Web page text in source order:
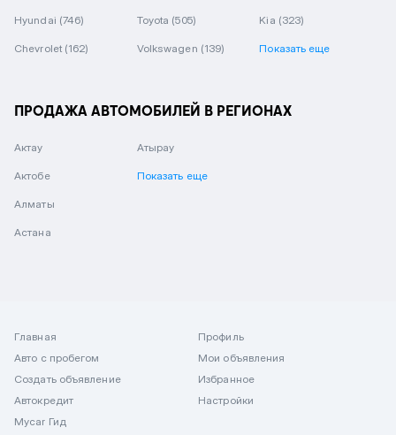
Hyundai (746) Toyota (505) Kia (323)
Chevrolet (162) Volkswagen (139) Показать еще
ПРОДАЖА АВТОМОБИЛЕЙ В РЕГИОНАХ
Актау
Актобе
Алматы
Астана
Атырау
Показать еще
Главная
Авто с пробегом
Создать объявление
Автокредит
Mycar Гид
Профиль
Мои объявления
Избранное
Настройки